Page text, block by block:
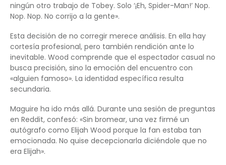
ningún otro trabajo de Tobey. Solo ‘¡Eh, Spider-Man!’ Nop.
Nop. Nop. No corrijo a la gente».
Esta decisión de no corregir merece análisis. En ella hay
cortesía profesional, pero también rendición ante lo
inevitable. Wood comprende que el espectador casual no
busca precisión, sino la emoción del encuentro con
«alguien famoso». La identidad específica resulta
secundaria.
Maguire ha ido más allá. Durante una sesión de preguntas
en Reddit, confesó: «Sin bromear, una vez firmé un
autógrafo como Elijah Wood porque la fan estaba tan
emocionada. No quise decepcionarla diciéndole que no
era Elijah».